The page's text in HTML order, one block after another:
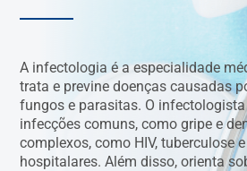
A infectologia é a especialidade
trata e previne doenças causadas
fungos e parasitas. O
infecções comuns, como gripe e
complexos, como HIV, tuberculose
hospitalares. Além disso, orienta